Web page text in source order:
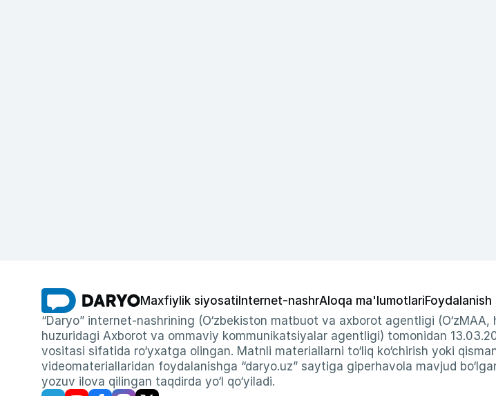
Maxfiylik siyosati Internet-nashrAloqa ma'lumotlari
“Daryo” internet-nashrining (O‘zbekiston matbuot va axborot agentligi
huzuridagi Axborot va ommaviy kommunikatsiyalar agentligi) tomonidan
vositasi sifatida ro‘yxatga olingan. Matnli materiallarni to‘liq ko‘chirish yoki
videomateriallaridan foydalanishga “daryo.uz” saytiga giperhavola mavjud
yozuv ilova qilingan taqdirda yo‘l qo‘yiladi.